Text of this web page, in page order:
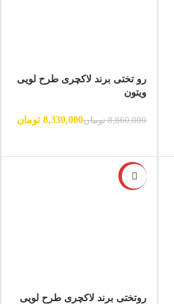
رو تختی برند لاکچری طرح لویی
ویتون
8,860,000 تومان8,330,000 تومان
-6%
روتختی برند لاکچری طرح لویی